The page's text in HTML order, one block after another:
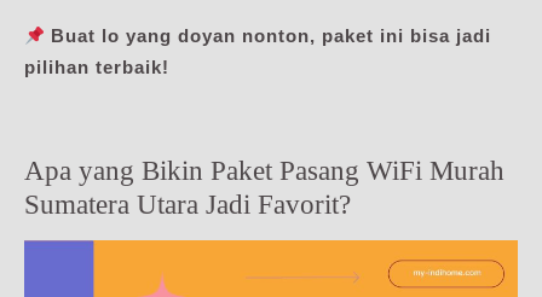
Buat lo yang doyan nonton, paket ini bisa jadi
pilihan terbaik!
Apa yang Bikin Paket Pasang WiFi Murah
Sumatera Utara Jadi Favorit?